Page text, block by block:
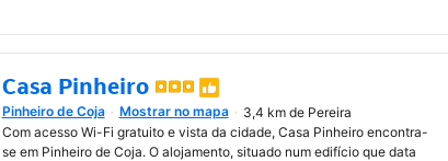
Casa Pinheiro
Abre numa nova janela
Pinheiro de Coja Mostrar no mapa
3,4 km de Pereira
Com acesso Wi-Fi gratuito e vista da cidade, Casa Pinheiro encontra-
se em Pinheiro de Coja. O alojamento, situado num edifício que data